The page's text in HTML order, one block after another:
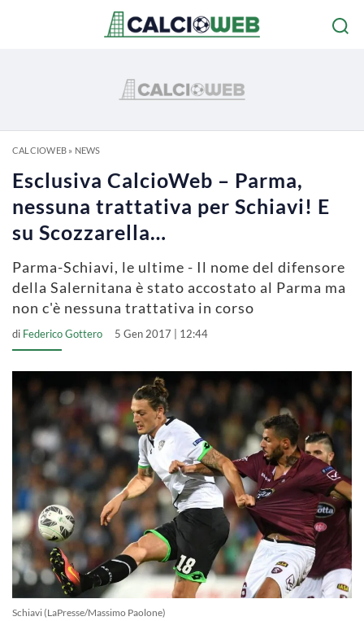
CALCIOWEB» NEWS
Esclusiva CalcioWeb – Parma,
nessuna trattativa per Schiavi! E
su Scozzarella…
Parma-Schiavi, le ultime - Il nome del difensore
della Salernitana è stato accostato al Parma ma
non c'è nessuna trattativa in corso
di Federico Gottero 5 Gen 2017 | 12:44
Schiavi (LaPresse/Massimo Paolone)